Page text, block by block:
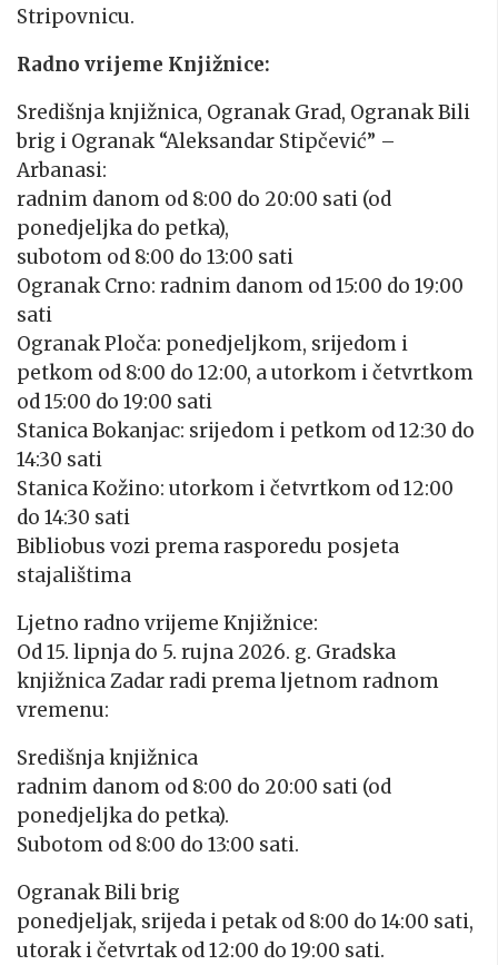
Stripovnicu.
Radno vrijeme Knjižnice:
Središnja knjižnica, Ogranak Grad, Ogranak Bili
brig i Ogranak “Aleksandar Stipčević” –
Arbanasi:
radnim danom od 8:00 do 20:00 sati (od
ponedjeljka do petka),
subotom od 8:00 do 13:00 sati
Ogranak Crno: radnim danom od 15:00 do 19:00
sati
Ogranak Ploča: ponedjeljkom, srijedom i
petkom od 8:00 do 12:00, a utorkom i četvrtkom
od 15:00 do 19:00 sati
Stanica Bokanjac: srijedom i petkom od 12:30 do
14:30 sati
Stanica Kožino: utorkom i četvrtkom od 12:00
do 14:30 sati
Bibliobus vozi prema rasporedu posjeta
stajalištima
Ljetno radno vrijeme Knjižnice:
Od 15. lipnja do 5. rujna 2026. g. Gradska
knjižnica Zadar radi prema ljetnom radnom
vremenu:
Središnja knjižnica
radnim danom od 8:00 do 20:00 sati (od
ponedjeljka do petka).
Subotom od 8:00 do 13:00 sati.
Ogranak Bili brig
ponedjeljak, srijeda i petak od 8:00 do 14:00 sati,
utorak i četvrtak od 12:00 do 19:00 sati.